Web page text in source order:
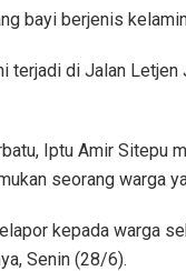
bayi berjenis
terjadi di Jalan
Iptu Amir Sitepu
seorang warga
kepada warga
Senin (28/6).